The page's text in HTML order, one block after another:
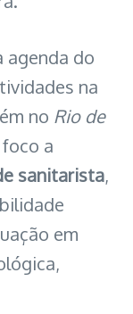
agenda do
na
no Rio de
a
sanitarista,
em